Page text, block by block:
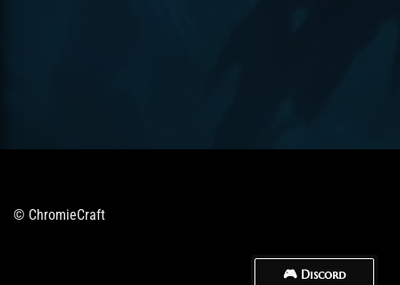
© ChromieCraft
🎮 Discord